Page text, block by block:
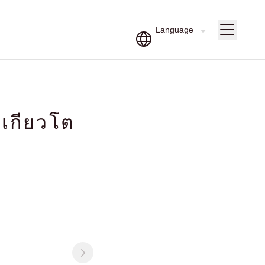
กียวโต